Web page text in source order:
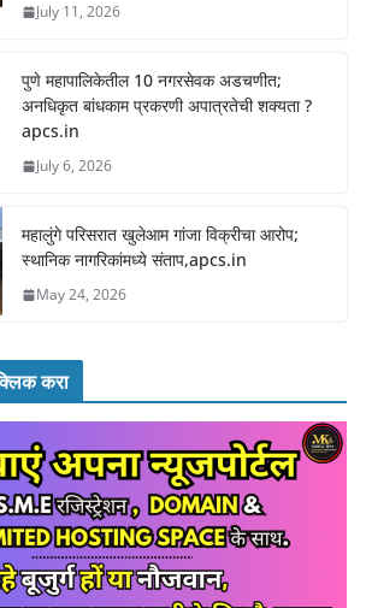
July 11, 2026
पुणे महापालिकेतील 10 नगरसेवक अडचणीत;
अनधिकृत बांधकाम प्रकरणी अपात्रतेची शक्यता ?
apcs.in
July 6, 2026
महालुंगे परिसरात खुलेआम गांजा विक्रीचा आरोप;
स्थानिक नागरिकांमध्ये संताप,apcs.in
May 24, 2026
करा